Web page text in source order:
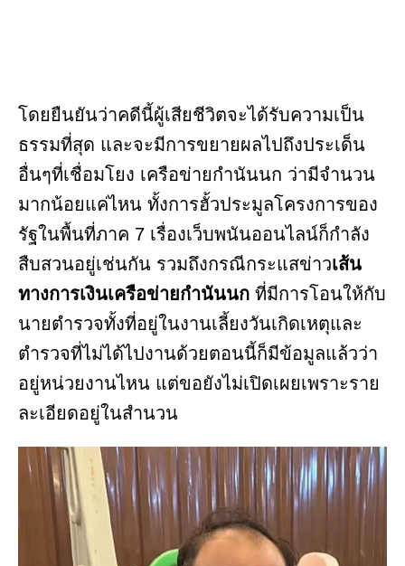
โดยยืนยันว่าคดีนี้ผู้เสียชีวิตจะได้รับความเป็น
ธรรมที่สุด และจะมีการขยายผลไปถึงประเด็น
อื่นๆที่เชื่อมโยง เครือข่ายกำนันนก ว่ามีจำนวน
มากน้อยแค่ไหน ทั้งการฮั้วประมูลโครงการของ
รัฐในพื้นที่ภาค 7 เรื่องเว็บพนันออนไลน์ก็กำลัง
สืบสวนอยู่เช่นกัน รวมถึงกรณีกระแสข่าวเส้น
ทางการเงินเครือข่ายกำนันนก ที่มีการโอนให้กับ
นายตำรวจทั้งที่อยู่ในงานเลี้ยงวันเกิดเหตุและ
ตำรวจที่ไม่ได้ไปงานด้วยตอนนี้ก็มีข้อมูลแล้วว่า
อยู่หน่วยงานไหน แต่ขอยังไม่เปิดเผยเพราะราย
ละเอียดอยู่ในสำนวน